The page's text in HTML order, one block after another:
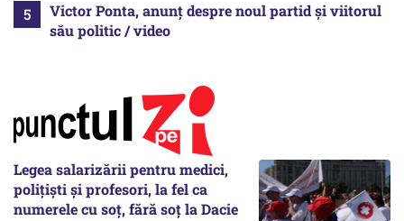
Victor Ponta, anunț despre noul partid și viitorul
său politic / video
Legea salarizării pentru medici,
polițiști și profesori, la fel ca
numerele cu soț, fără soț la Dacie